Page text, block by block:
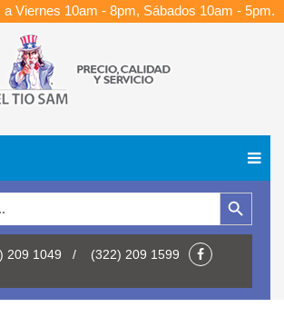
Viernes 10am - 8pm, Sábados 10am - 5pm.
Botón de búsqueda
209 1049 / (322) 209 1599